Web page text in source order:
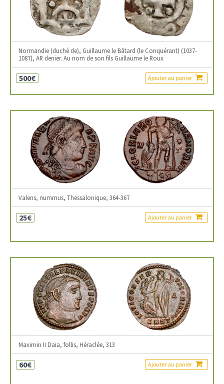
Normandie (duché de), Guillaume le Bâtard (le Conquérant) (1037-
1087), AR denier. Au nom de son fils Guillaume le Roux
500€ Ajouter au panier
Valens, nummus, Thessalonique, 364-367
25€ Ajouter au panier
Maximin II Daia, follis, Héraclée, 313
60€ Ajouter au panier